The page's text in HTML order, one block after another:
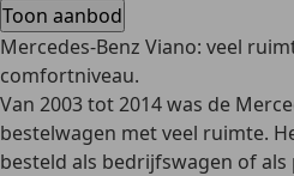
Toon aanbod
Mercedes-Benz Viano: veel
comfortniveau.
Van 2003 tot 2014 was de
bestelwagen met veel ruimte.
besteld als bedrijfswagen of